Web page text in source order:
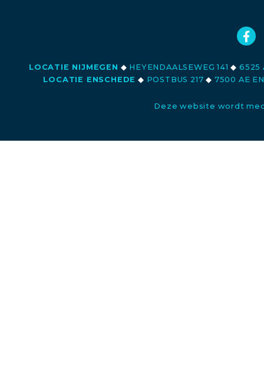
LOCATIE NIJMEGEN ◆ HEYENDAALSEWEG 141◆ 6525
LOCATIE ENSCHEDE ◆ POSTBUS 217◆ 7500 AE
Deze website wordt